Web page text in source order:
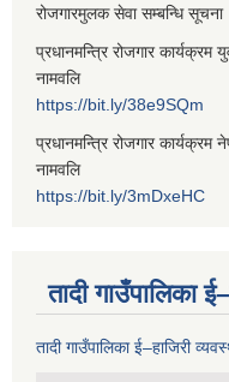
रोजगारमुलक सेवा सम्बन्धि सूचना
प्रधानमन्त्रि रोजगार कार्यक्रम
नामवलि
https://bit.ly/38e9SQm
प्रधानमन्त्रि रोजगार कार्यक्रम
नामवलि
https://bit.ly/3mDxeHC
तादी गाउँपालिका
तादी गाउँपालिका ई–हाजिरी